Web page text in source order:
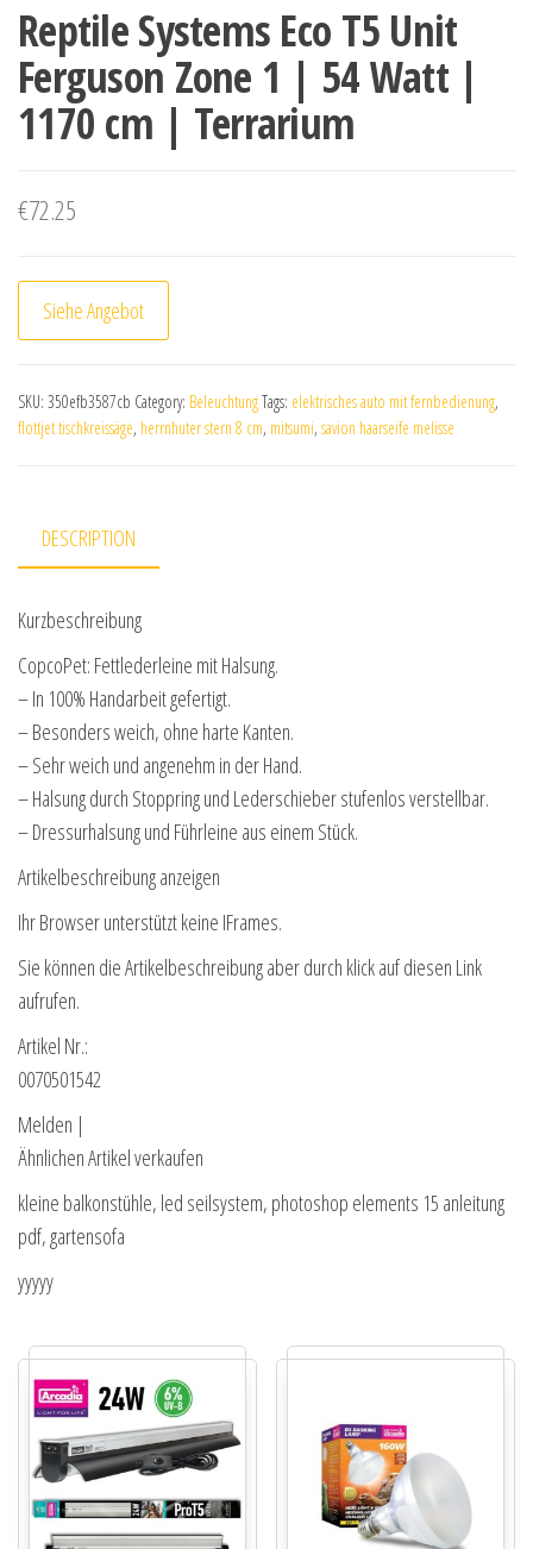
Reptile Systems Eco T5 Unit
Ferguson Zone 1 | 54 Watt |
1170 cm | Terrarium
€72.25
Siehe Angebot
SKU: 350efb3587cb Category: BeleuchtungTags: elektrisches auto mit fernbedienung,
flottjet tischkreissäge, herrnhuter stern 8 cm, mitsumi, savion haarseife melisse
DESCRIPTION
Kurzbeschreibung
CopcoPet: Fettlederleine mit Halsung.
– In 100% Handarbeit gefertigt.
– Besonders weich, ohne harte Kanten.
– Sehr weich und angenehm in der Hand.
– Halsung durch Stoppring und Lederschieber stufenlos verstellbar.
– Dressurhalsung und Führleine aus einem Stück.
Artikelbeschreibung anzeigen
Ihr Browser unterstützt keine IFrames.
Sie können die Artikelbeschreibung aber durch klick auf diesen Link
aufrufen.
Artikel Nr.:
0070501542
Melden |
Ähnlichen Artikel verkaufen
kleine balkonstühle, led seilsystem, photoshop elements 15 anleitung
pdf, gartensofa
yyyyy